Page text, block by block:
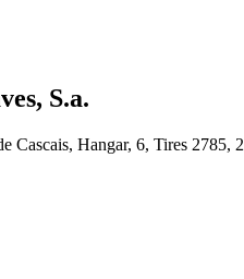
S.a.
Hangar, 6, Tires 2785,